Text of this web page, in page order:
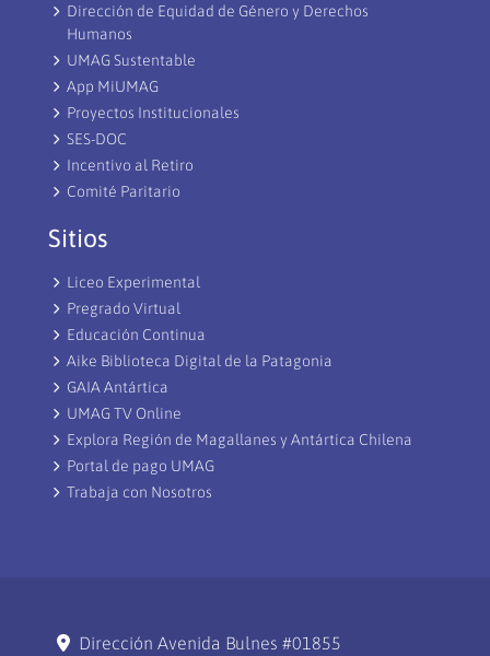
Dirección de Equidad de Género y Derechos
Humanos
UMAG Sustentable
App MiUMAG
Proyectos Institucionales
SES-DOC
Incentivo al Retiro
Comité Paritario
Sitios
Liceo Experimental
Pregrado Virtual
Educación Continua
Aike Biblioteca Digital de la Patagonia
GAIA Antártica
UMAG TV Online
Explora Región de Magallanes y Antártica Chilena
Portal de pago UMAG
Trabaja con Nosotros
Dirección Avenida Bulnes #01855